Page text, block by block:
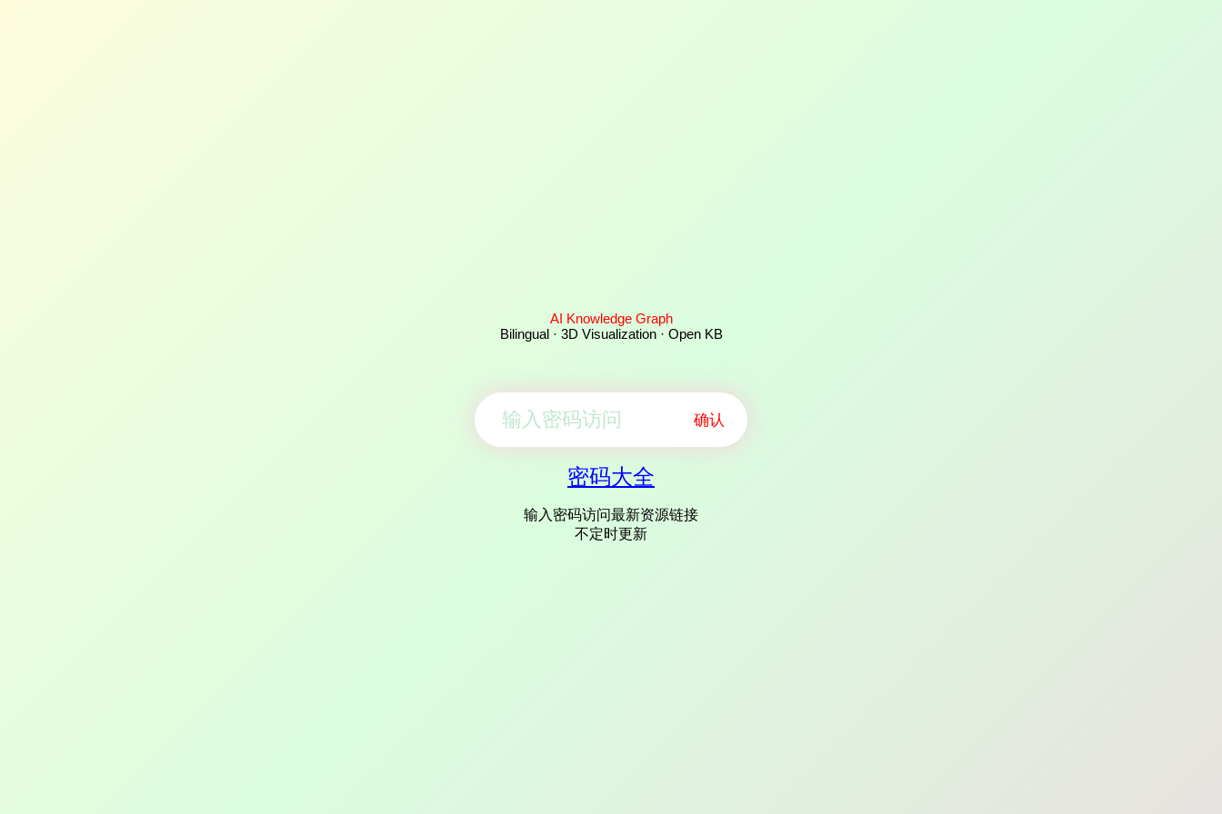
AI Knowledge Graph
Bilingual · 3D Visualization · Open KB
确认
密码大全
输入密码访问最新资源链接
不定时更新